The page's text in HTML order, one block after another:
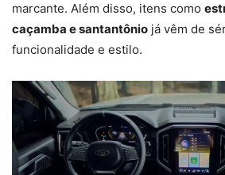
marcante. Além disso, itens como
caçamba e santantônio já vêm de
funcionalidade e estilo.